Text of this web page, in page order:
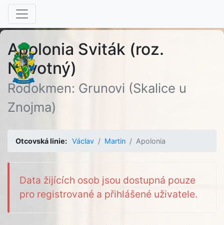
Apolonia Sviták (roz.
Novotný)
Rodokmen: Grunovi (Skalice u
Znojma)
Otcovská linie: Václav Martin Apolonia
Data žijících osob jsou dostupná pouze
pro registrované a přihlášené uživatele.